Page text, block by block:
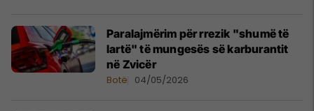
Paralajmërim për rrezik "shumë të
lartë" të mungesës së karburantit
në Zvicër
Botë 04/05/2026